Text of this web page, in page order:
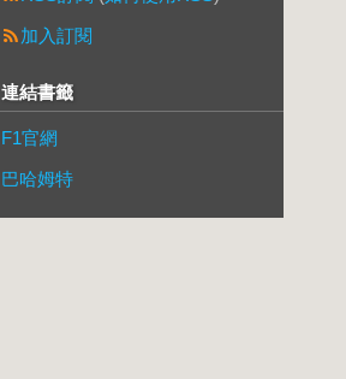
加入訂閱
連結書籤
F1官網
巴哈姆特